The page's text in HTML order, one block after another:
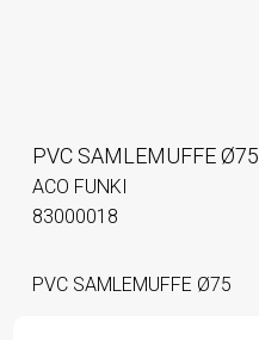
PVC SAMLEMUFFE Ø75
ACO FUNKI
83000018
PVC SAMLEMUFFE Ø75